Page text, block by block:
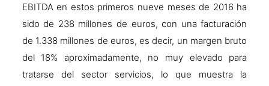
EBITDA en estos primeros nueve meses de 2016 ha
sido de 238 millones de euros, con una facturación
de 1.338 millones de euros, es decir, un margen bruto
del 18% aproximadamente, no muy elevado para
tratarse del sector servicios, lo que muestra la